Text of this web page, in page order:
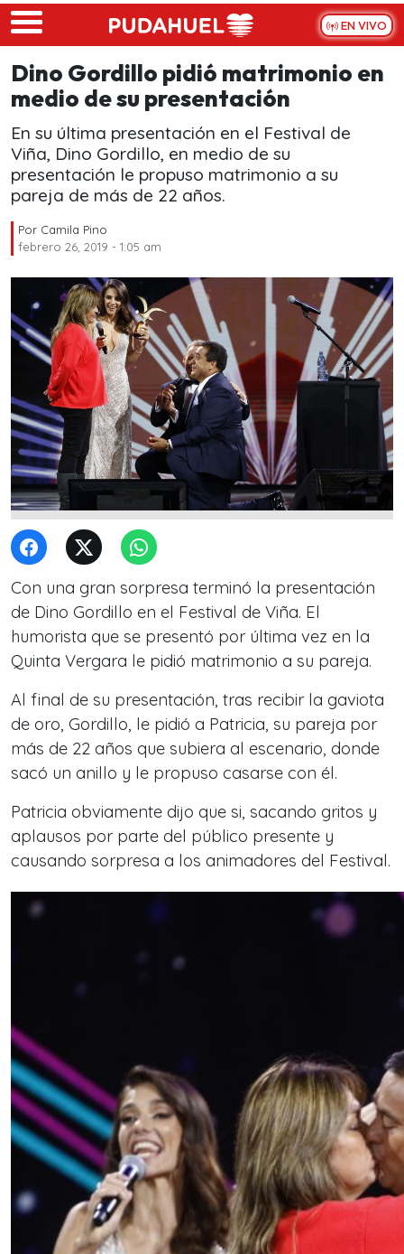
Skip to main content
EN VIVO
Dino Gordillo pidió matrimonio en
medio de su presentación
En su última presentación en el Festival de
Viña, Dino Gordillo, en medio de su
presentación le propuso matrimonio a su
pareja de más de 22 años.
Por Camila Pino
febrero 26, 2019 - 1:05 am
Con una gran sorpresa terminó la presentación
de Dino Gordillo en el Festival de Viña. El
humorista que se presentó por última vez en la
Quinta Vergara le pidió matrimonio a su pareja.
Al final de su presentación, tras recibir la gaviota
de oro, Gordillo, le pidió a Patricia, su pareja por
más de 22 años que subiera al escenario, donde
sacó un anillo y le propuso casarse con él.
Patricia obviamente dijo que si, sacando gritos y
aplausos por parte del público presente y
causando sorpresa a los animadores del Festival.